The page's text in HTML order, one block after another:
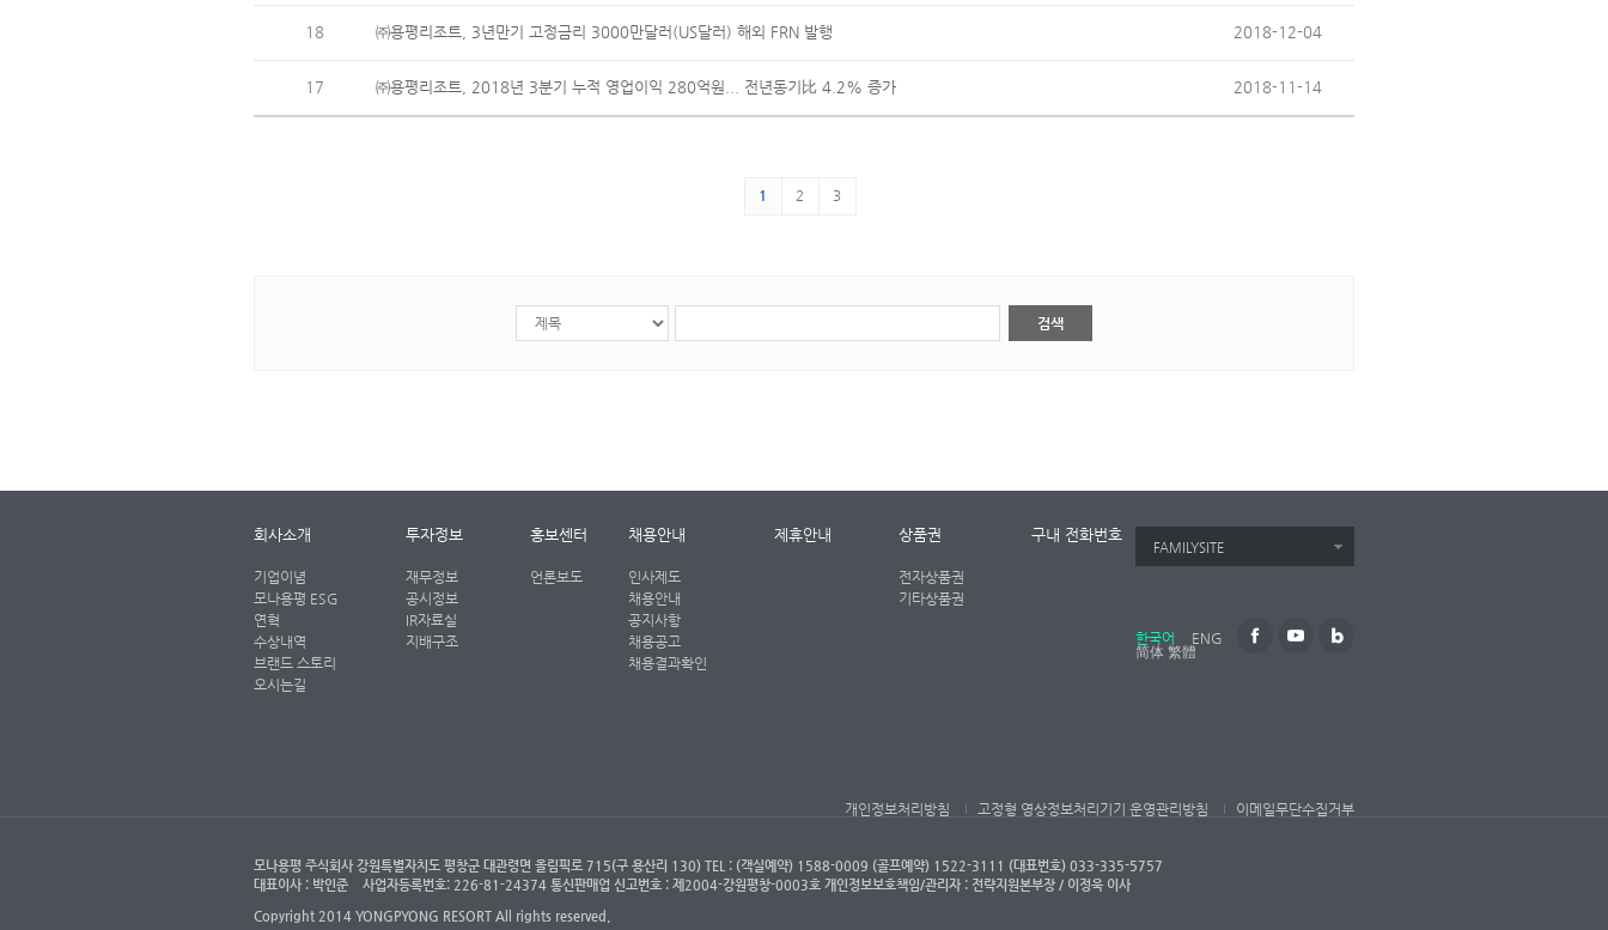
18 ㈜용평리조트, 3년만기 고정금리 3000만달러(US달러) 해외 FRN 발행 2018-12-04
17 ㈜용평리조트, 2018년 3분기 누적 영업이익 280억원... 전년동기比 4.2% 증가 2018-11-14
1 2 3
검색
회사소개
기업이념
모나용평 ESG
연혁
수상내역
브랜드 스토리
오시는길
투자정보
재무정보
공시정보
IR자료실
지배구조
홍보센터
언론보도
채용안내
인사제도
채용안내
공지사항
채용공고
채용결과확인
제휴안내 상품권
전자상품권
기타상품권
구내 전화번호
FAMILYSITE
한국어
ENG
简体 繁體
개인정보처리방침 고정형 영상정보처리기기 운영관리방침 이메일무단수집거부
모나용평 주식회사 강원특별자치도 평창군 대관령면 올림픽로 715(구 용산리 130) TEL : (객실예약) 1588-0009 (골프예약) 1522-3111 (대표번호) 033-335-5757
대표이사 : 박인준
사업자등록번호: 226-81-24374 통신판매업 신고번호 : 제2004-강원평창-0003호 개인정보보호책임/관리자 : 전략지원본부장 / 이정욱 이사
Copyright 2014 YONGPYONG RESORT All rights reserved.